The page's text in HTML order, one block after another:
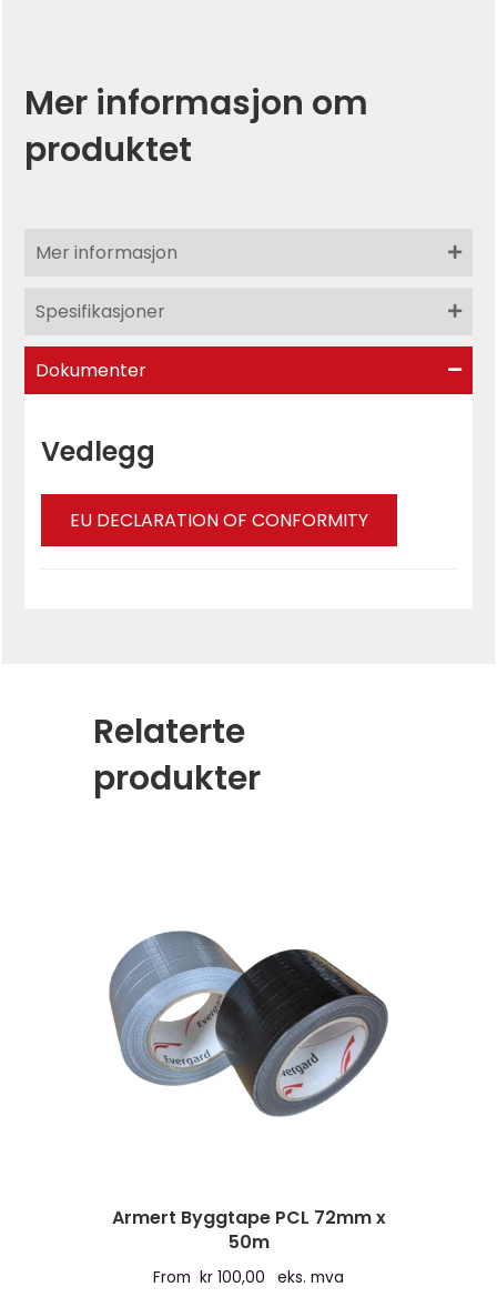
Mer informasjon om
produktet
Mer informasjon
Spesifikasjoner
Dokumenter
Vedlegg
EU DECLARATION OF CONFORMITY
Relaterte
produkter
Armert Byggtape PCL 72mm x
50m
From kr 100,00 eks. mva